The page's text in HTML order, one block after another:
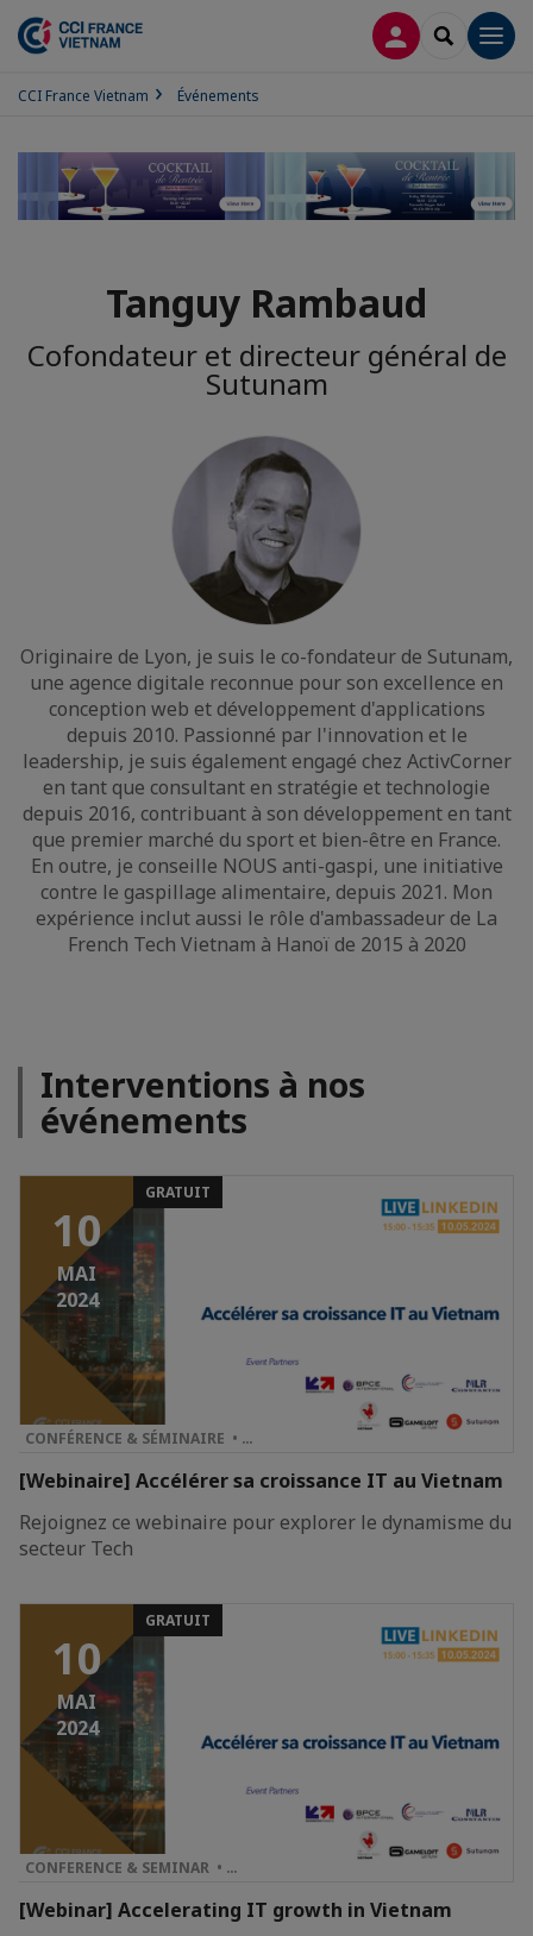
CONNEXION
CCI France Vietnam Événements
Tanguy Rambaud
Cofondateur et directeur général de
Sutunam
Originaire de Lyon, je suis le co-fondateur de Sutunam,
une agence digitale reconnue pour son excellence en
conception web et développement d'applications
depuis 2010. Passionné par l'innovation et le
leadership, je suis également engagé chez ActivCorner
en tant que consultant en stratégie et technologie
depuis 2016, contribuant à son développement en tant
que premier marché du sport et bien-être en France.
En outre, je conseille NOUS anti-gaspi, une initiative
contre le gaspillage alimentaire, depuis 2021. Mon
expérience inclut aussi le rôle d'ambassadeur de La
French Tech Vietnam à Hanoï de 2015 à 2020
Interventions à nos
événements
10
MAI
2024
GRATUIT
CONFÉRENCE & SÉMINAIRE • …
[Webinaire] Accélérer sa croissance IT au Vietnam
Rejoignez ce webinaire pour explorer le dynamisme du
secteur Tech
10
MAI
2024
GRATUIT
CONFERENCE & SEMINAR • …
[Webinar] Accelerating IT growth in Vietnam